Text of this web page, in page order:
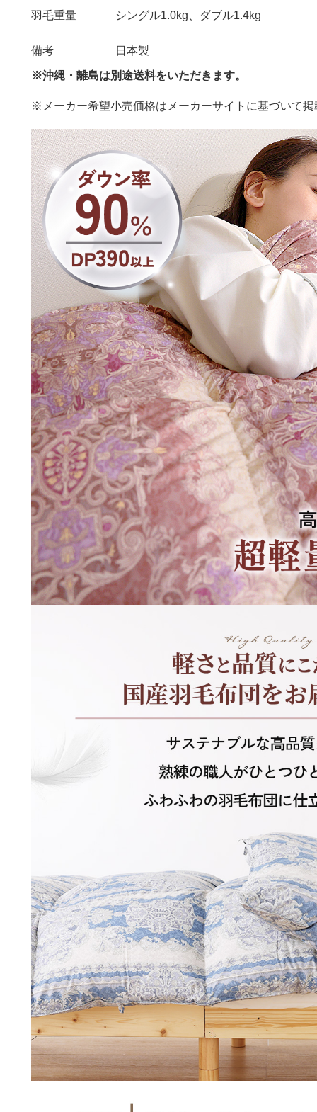
羽毛重量 シングル1.0kg、ダブル1.4kg
備考 日本製
※沖縄・離島は別途送料をいただきます。
※メーカー希望小売価格はメーカーサイトに基づいて掲